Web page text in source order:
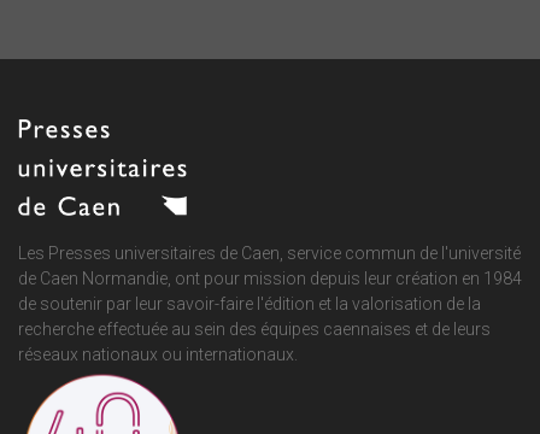
Les Presses universitaires de Caen, service commun de l'université
de Caen Normandie, ont pour mission depuis leur création en 1984
de soutenir par leur savoir-faire l'édition et la valorisation de la
recherche effectuée au sein des équipes caennaises et de leurs
réseaux nationaux ou internationaux.